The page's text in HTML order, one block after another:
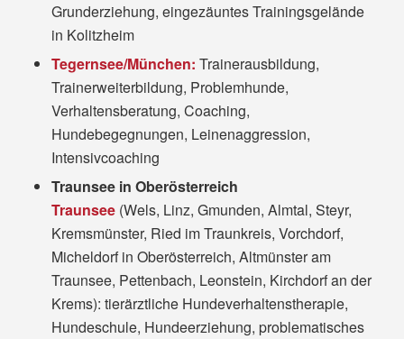
Grunderziehung, eingezäuntes Trainingsgelände
in Kolitzheim
Tegernsee/München: Trainerausbildung,
Trainerweiterbildung, Problemhunde,
Verhaltensberatung, Coaching,
Hundebegegnungen, Leinenaggression,
Intensivcoaching
Traunsee in Oberösterreich
Traunsee(Wels, Linz, Gmunden, Almtal, Steyr,
Kremsmünster, Ried im Traunkreis, Vorchdorf,
Micheldorf in Oberösterreich, Altmünster am
Traunsee, Pettenbach, Leonstein, Kirchdorf an der
Krems): tierärztliche Hundeverhaltenstherapie,
Hundeschule, Hundeerziehung, problematisches